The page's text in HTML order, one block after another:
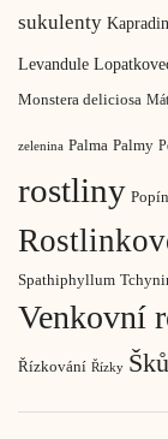
sukulenty
Levandule
Monstera deliciosa
zelenina Palma Palmy
rostliny
Spathiphyllum
Venkovní
Řízkování Řízky